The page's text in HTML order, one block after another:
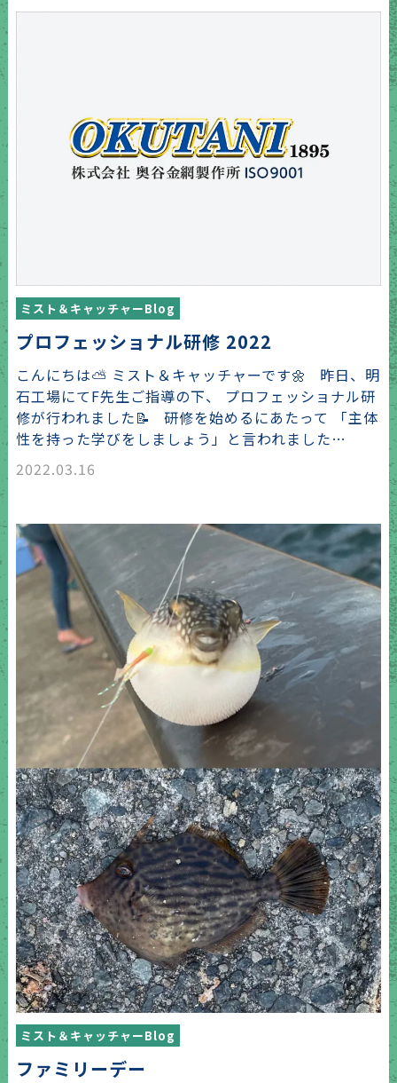
ミスト＆キャッチャーBlog
プロフェッショナル研修 2022
こんにちは⛅ ミスト＆キャッチャーです🌼 昨日、明
石工場にてF先生ご指導の下、 プロフェッショナル研
修が行われました📝 研修を始めるにあたって 「主体
性を持った学びをしましょう」と言われました…
2022.03.16
ミスト＆キャッチャーBlog
ファミリーデー